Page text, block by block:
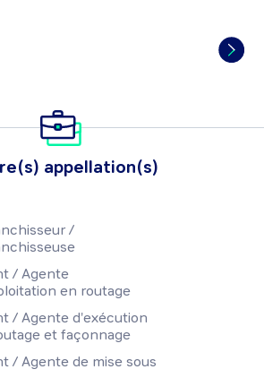
appellation(s)
/
/ Agente
en routage
/ Agente d'exécution
et façonnage
/ Agente de mise sous